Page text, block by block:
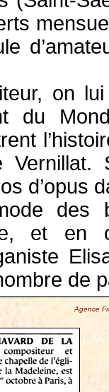
on
du
d’opus
des
et en
de
Agence